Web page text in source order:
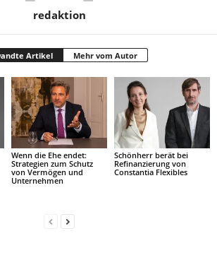
redaktion
Artikel Mehr vom Autor
Wenn die Ehe endet:
Strategien zum Schutz
von Vermögen und
Unternehmen
Schönherr berät bei
Refinanzierung von
Constantia Flexibles